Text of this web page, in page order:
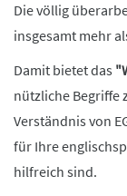
Die völlig
insgesamt mehr
Damit bietet das
nützliche Begriffe
Verständnis von
für Ihre
hilfreich sind.